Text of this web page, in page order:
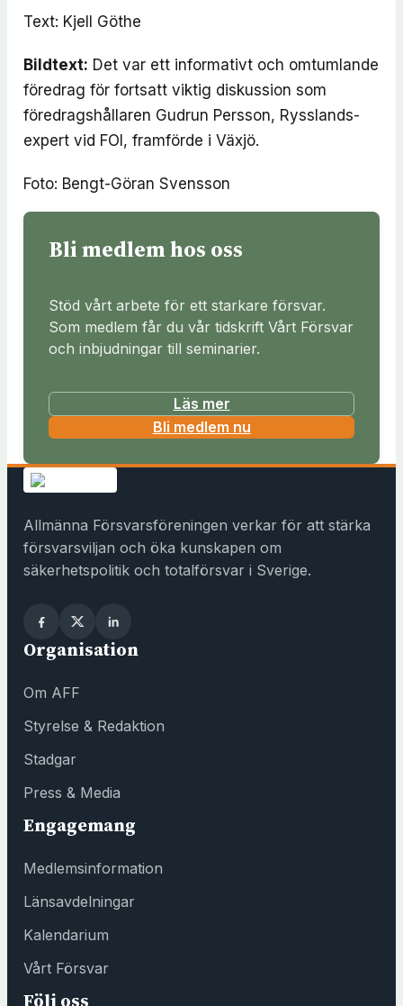
Text: Kjell Göthe
Bildtext: Det var ett informativt och omtumlande
föredrag för fortsatt viktig diskussion som
föredragshållaren Gudrun Persson, Rysslands-
expert vid FOI, framförde i Växjö.
Foto: Bengt-Göran Svensson
Bli medlem hos oss
Stöd vårt arbete för ett starkare försvar.
Som medlem får du vår tidskrift Vårt Försvar
och inbjudningar till seminarier.
Läs mer
Bli medlem nu(
p
n
s
Allmänna Försvarsföreningen verkar för att stärka
försvarsviljan och öka kunskapen om
säkerhetspolitik och totalförsvar i Sverige.
Organisation
Om AFF
Styrelse & Redaktion
Stadgar
Press & Media
Engagemang
Medlemsinformation
Länsavdelningar
Kalendarium
Vårt Försvar
Följ oss